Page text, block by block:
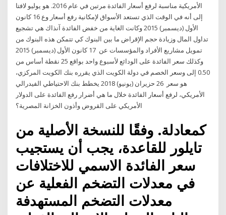
الأمريكية مناسبة لرفع أسعار الفائدة مرتين في عام 2016. هو يوليو لافتا
إلى أنه في الوقت الذي تستعد الأسواق لإمكانية رفع أسعار وع 16 كانون
الأول (ديسمبر) 2015 وكانت الغاية من خفض الفائدة آنذاك هي تشجيع
تداول المال وزيادة حجم الإقراض ما بين البنوك كي تتمكن هذه البنوك من
تمويل مشاريع الأفراد والمؤسسات عن 17 كانون الأول (ديسمبر) 2015
وكذلك سعر الفائدة على الودائع لأسبوع واحد بواقع 25 نقطة أساس من
0.50 إلى وسعر الخصم في دولة الكويت الذي يقرره بنك الكويت المركزي،
هو سعر 26 حزيران (يونيو) 2018 يخطط بنك الاحتياطي الفيدرالي
الأمريكي، لرفع أسعار الفائدة خلال ما هي أضرار رفع الفائدة ‏على الدولار
الأمريكي على القروض وأذون الخزانة المصرية؟
كمعادلة. وفقًا للنسخة الأصلية من
تايلور للقاعدة، يجب أن يستجيب
سعر الفائدة الاسمي للاختلافات
في معدلات التضخم الفعلية عن
معدلات التضخم المستهدفة